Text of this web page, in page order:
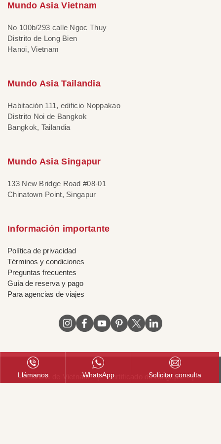
Mundo Asia Vietnam
No 100b/293 calle Ngoc Thuy
Distrito de Long Bien
Hanoi, Vietnam
Mundo Asia Tailandia
Habitación 111, edificio Noppakao
Distrito Noi de Bangkok
Bangkok, Tailandia
Mundo Asia Singapur
133 New Bridge Road #08-01
Chinatown Point, Singapur
Información importante
Política de privacidad
Términos y condiciones
Preguntas frecuentes
Guía de reserva y pago
Para agencias de viajes
Licencia de Vietnam | Certificado de Singapur |
Llámanos WhatsApp Solicitar consulta